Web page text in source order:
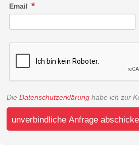
Email
Die Datenschutzerklärung habe ich zur
unverbindliche Anfrage